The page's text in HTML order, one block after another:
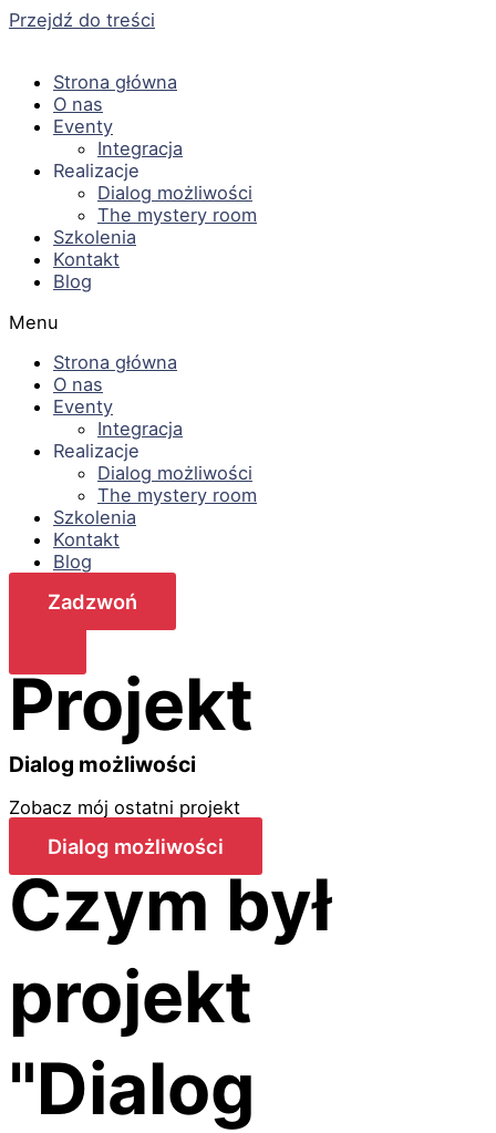
Przejdź do treści
Strona główna
O nas
Eventy
Integracja
Realizacje
Dialog możliwości
The mystery room
Szkolenia
Kontakt
Blog
Menu
Strona główna
O nas
Eventy
Integracja
Realizacje
Dialog możliwości
The mystery room
Szkolenia
Kontakt
Blog
Zadzwoń
Projekt
Dialog możliwości
Zobacz mój ostatni projekt
Dialog możliwości
Czym był
projekt
"Dialog